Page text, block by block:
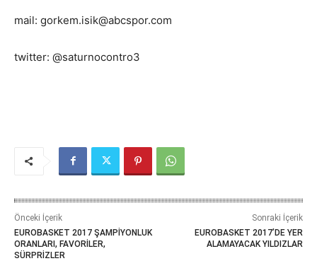
mail: gorkem.isik@abcspor.com
twitter: @saturnocontro3
Önceki İçerik
EUROBASKET 2017 ŞAMPİYONLUK
ORANLARI, FAVORİLER,
SÜRPRİZLER
Sonraki İçerik
EUROBASKET 2017’DE YER
ALAMAYACAK YILDIZLAR